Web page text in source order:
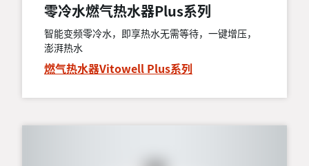
零冷水燃气热水器Plus系列
智能变频零冷水，即享热水无需等待，一键增压，
澎湃热水
燃气热水器Vitowell Plus系列